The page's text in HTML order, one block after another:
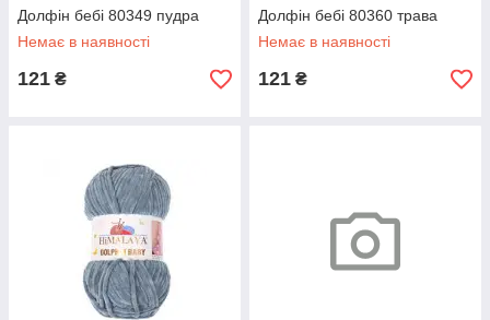
Долфін бебі 80349 пудра
Немає в наявності
121 ₴
Долфін бебі 80360 трава
Немає в наявності
121 ₴